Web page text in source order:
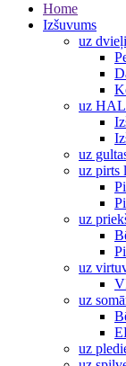
Home
Izšuvums
uz
uz
uz
uz pirts
uz
uz
uz
uz